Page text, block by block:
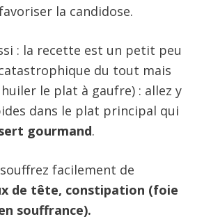
la candidose.
: la recette est un petit peu
du tout mais
le plat à gaufre) : allez y
dans le plat principal qui
gourmand.
facilement de
de tête, constipation (foie
souffrance).